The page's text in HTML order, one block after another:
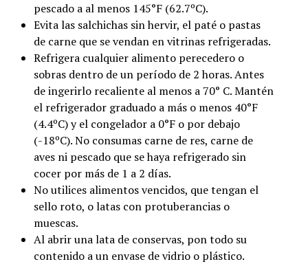
pescado a al menos 145°F (62.7ºC).
Evita las salchichas sin hervir, el paté o pastas
de carne que se vendan en vitrinas refrigeradas.
Refrigera cualquier alimento perecedero o
sobras dentro de un período de 2 horas. Antes
de ingerirlo recaliente al menos a 70° C. Mantén
el refrigerador graduado a más o menos 40°F
(4.4ºC) y el congelador a 0°F o por debajo
(-18ºC). No consumas carne de res, carne de
aves ni pescado que se haya refrigerado sin
cocer por más de 1 a 2 días.
No utilices alimentos vencidos, que tengan el
sello roto, o latas con protuberancias o
muescas.
Al abrir una lata de conservas, pon todo su
contenido a un envase de vidrio o plástico.